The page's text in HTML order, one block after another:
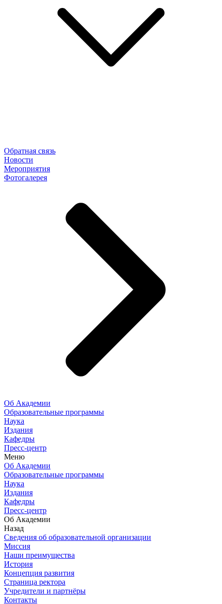
Обратная связь
Новости
Мероприятия
Фотогалерея
Об Академии
Образовательные программы
Наука
Издания
Кафедры
Пресс-центр
Меню
Об Академии
Образовательные программы
Наука
Издания
Кафедры
Пресс-центр
Об Академии
Назад
Сведения об образовательной организации
Миссия
Наши преимущества
История
Концепция развития
Страница ректора
Учредители и партнёры
Контакты